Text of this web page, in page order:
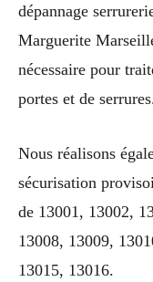
dépannage
Marguerite
nécessaire pour
portes et de
Nous réalisons
sécurisation
de 13001, 13002,
13008, 13009,
13015, 13016.